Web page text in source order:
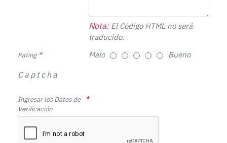
Nota:El Código HTML no será
traducido.
Rating Malo Bueno
Captcha
Ingresar los Datos de
Verificación